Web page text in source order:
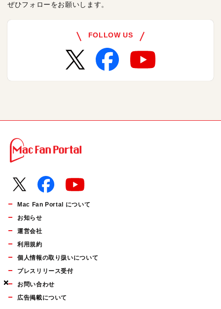
×
×
×
ぜひフォローをお願いします。
FOLLOW US
Mac Fan Portal について
お知らせ
運営会社
利用規約
個人情報の取り扱いについて
プレスリリース受付
お問い合わせ
広告掲載について